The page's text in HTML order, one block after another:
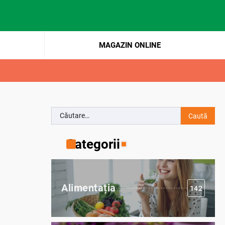
MAGAZIN ONLINE
Caută
după:
Categorii
Alimentația 142